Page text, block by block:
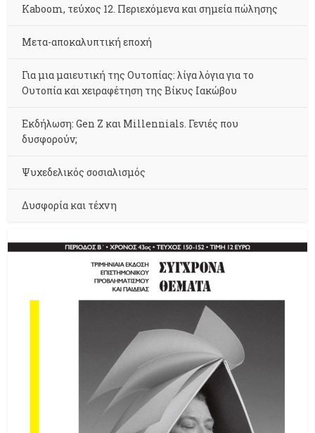
Kaboom, τεύχος 12. Περιεχόμενα και σημεία πώλησης
Μετα-αποκαλυπτική εποχή
Για μια μαιευτική της Ουτοπίας: λίγα λόγια για το
Ουτοπία και χειραφέτηση της Βίκυς Ιακώβου
Εκδήλωση: Gen Z και Millennials. Γενιές που
δυσφορούν;
Ψυχεδελικός σοσιαλισμός
Δυσφορία και τέχνη